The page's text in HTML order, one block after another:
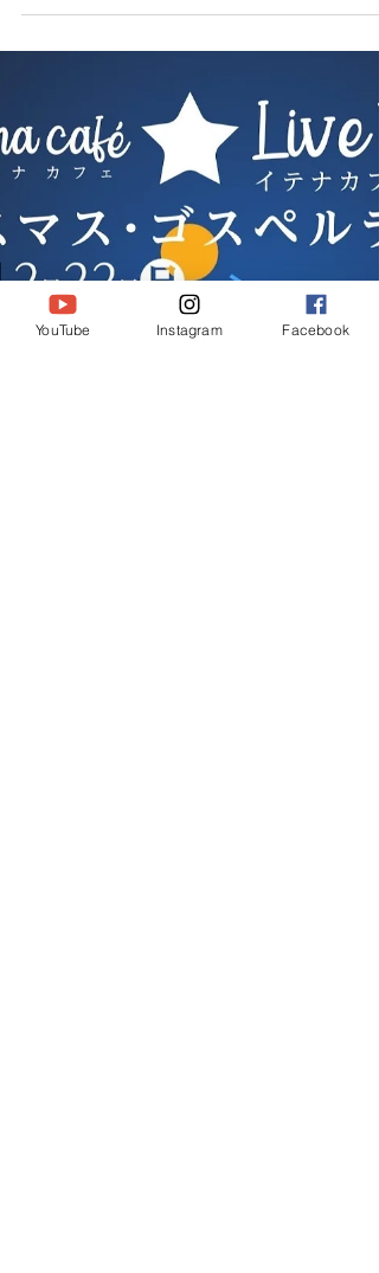
イテナカフェ
イテナカフェ をオープンします。 カフェ、ミニ
ザー、ヴィンテージオーディオ、レコード等 楽
めます！ 大阪桃谷教会北田辺集会所"イテナカフ
ェ"のビンテージオーディオでお好みのレコード
あれば、お持ちいただくと試聴もできます。...
YouTube Instagram Facebook